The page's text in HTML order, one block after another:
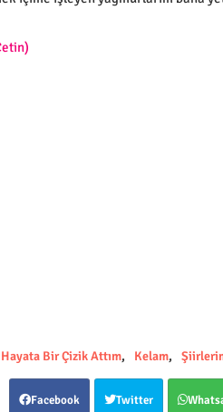
Hayata Bir Çizik Attım Kelam
Facebook Twitter